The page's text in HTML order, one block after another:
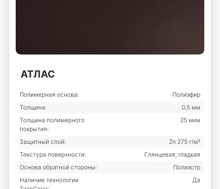
АТЛАС
Полимерная основа:
Полиэфир
Толщина:
0,5 мм
Толщина полимерного
покрытия:
25 мкм
Защитный слой:
Zn 275 г/м²
Текстура поверхности:
Глянцевая, гладкая
Основа обратной стороны:
Полиэстр
Наличие технологии
Да